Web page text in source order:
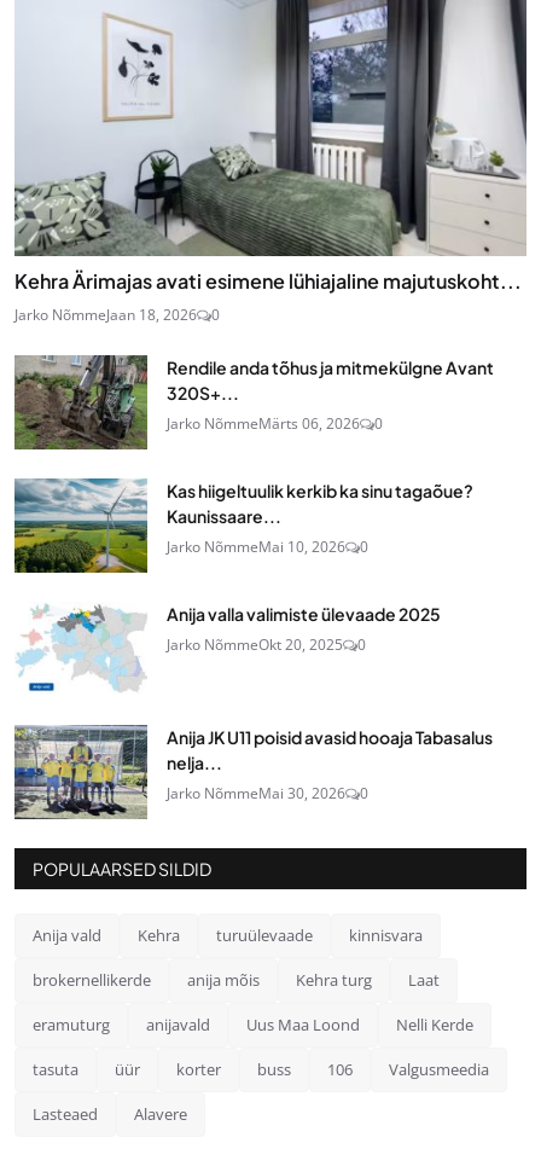
Kehra Ärimajas avati esimene lühiajaline majutuskoht...
Jarko NõmmeJaan 18, 2026 0
Rendile anda tõhus ja mitmekülgne Avant
320S+...
Jarko NõmmeMärts 06, 2026 0
Kas hiigeltuulik kerkib ka sinu tagaõue?
Kaunissaare...
Jarko NõmmeMai 10, 2026 0
Anija valla valimiste ülevaade 2025
Jarko NõmmeOkt 20, 2025 0
Anija JK U11 poisid avasid hooaja Tabasalus
nelja...
Jarko NõmmeMai 30, 2026 0
POPULAARSED SILDID
Anija vald Kehra turuülevaade kinnisvara
brokernellikerde anija mõis Kehra turg Laat
eramuturg anijavald Uus Maa Loond Nelli Kerde
tasuta üür korter buss 106 Valgusmeedia
Lasteaed Alavere